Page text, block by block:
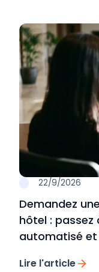
22/9/2026
Demandez
hôtel : passez
automatisé
Lire l'article